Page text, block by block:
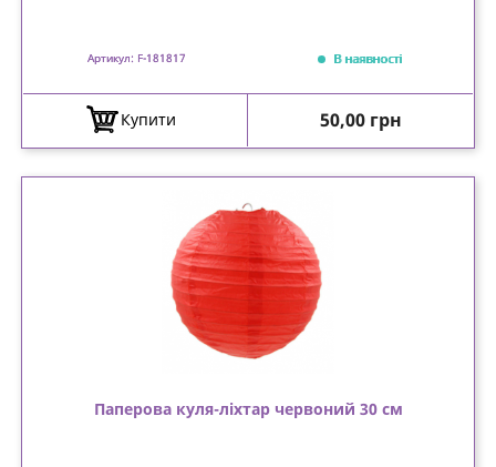
Артикул: F-181817 В наявності
Купити Ціна
50,00 грн
Паперова куля-ліхтар червоний 30 см